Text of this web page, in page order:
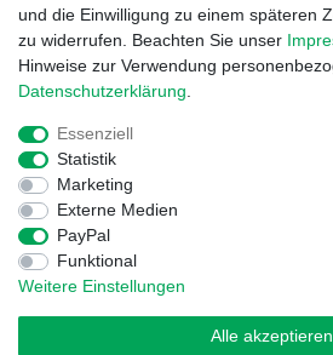
Vertrag widerrufen
Widerrufs­recht
und die Einwilligung zu einem späteren
zu widerrufen. Beachten Sie unser
Hinweise zur Verwendung
Daten­schutz­erklärung
Essenziell
Statistik
Marketing
Externe Medien
PayPal
Funktional
Weitere Einstellungen
Alle akzeptieren